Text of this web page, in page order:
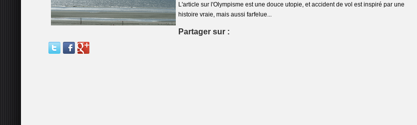
L'article sur l'Olympisme est une douce utopie, et accident de vol est inspiré par une
histoire vraie, mais aussi farfelue...
Partager sur :